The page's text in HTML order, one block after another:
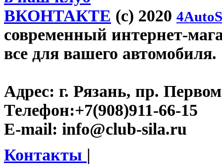
ВКОНТАКТЕ (c) 2020
современный интернет-
все для вашего автомобиля.
Адрес: г. Рязань, пр.
Телефон:+7(908)911-66-15
E-mail: info@club-sila.ru
Контакты |